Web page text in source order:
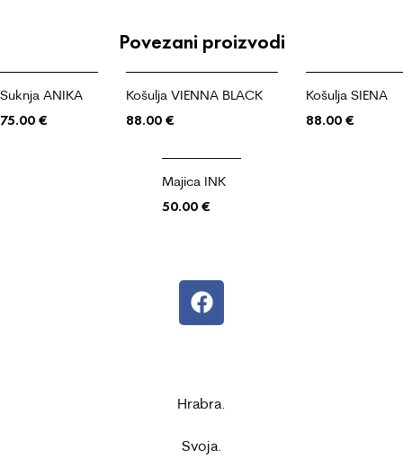
Povezani proizvodi
Suknja ANIKA
75.00€
Košulja VIENNA BLACK
88.00 €
Košulja SIENA
88.00 €
Majica INK
50.00 €
Hrabra.
Svoja.